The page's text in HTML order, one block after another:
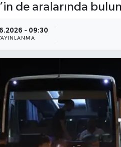
de aralarında
- 09:30